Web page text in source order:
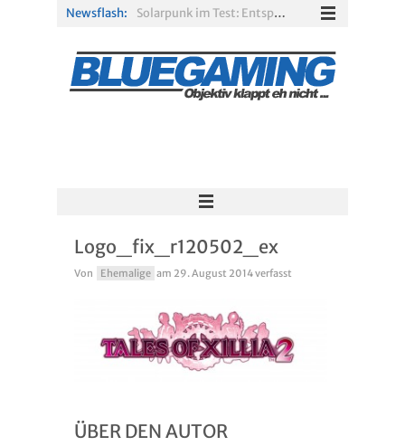
Newsflash:
Solarpunk im Test: Entspannter Aufbau über den Wolken
PS Plus Extra und Premium: Erste Abgänge für August 2026 bestätigt
Gamescom 2026: Sony fehlt zum siebten Mal in Folge
R.E.P.O. im Test: Chaos, Koop und viel Spannung
Logo_fix_r120502_ex
Von Ehemalige am 29. August 2014verfasst
ÜBER DEN AUTOR